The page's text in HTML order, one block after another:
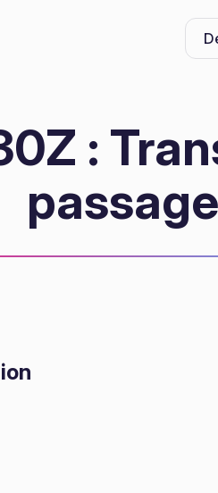
: